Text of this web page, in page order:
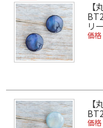
【
リー
価
【
価